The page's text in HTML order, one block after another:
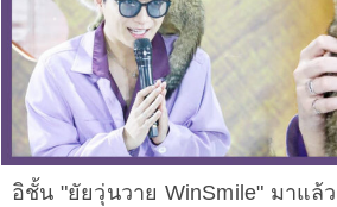
อิชั้น "ยัยวุ่นวาย WinSmile" มาแล้